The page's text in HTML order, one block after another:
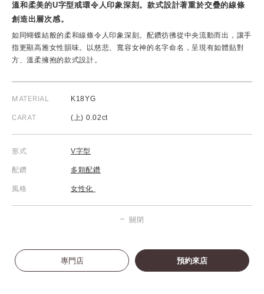
溫和柔美的U字型戒環令人印象深刻。款式設計著重於交疊的線條
創造出層次感。
如同蝴蝶結般的柔和線條令人印象深刻。配鑽彷彿從中央流動而出，讓手
指更顯高雅女性韻味。以慈悲、寬容女神的名字命名，呈現有如體貼對
方、溫柔擁抱的款式設計。
MATERIAL K18YG
CARAT (上) 0.02ct
形式 V字型
配鑽 多顆配鑽
風格 女性化
關閉
專門店 預約來店